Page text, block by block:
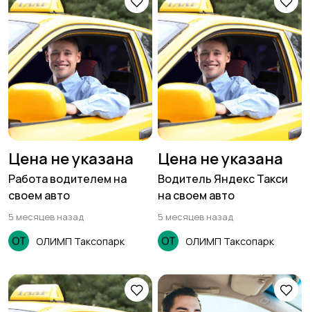
Цена не указана
Работа водителем на
своем авто
5 месяцев назад
ОЛИМП Таксопарк
Цена не указана
Водитель Яндекс Такси
на своем авто
5 месяцев назад
ОЛИМП Таксопарк